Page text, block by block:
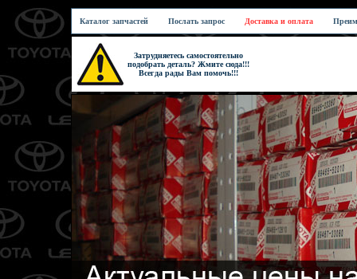
Каталог запчастей Послать запрос Доставка и оплата
Затрудняетесь самостоятельно
подобрать деталь? Жмите сюда!!!
Всегда рады Вам помочь!!!